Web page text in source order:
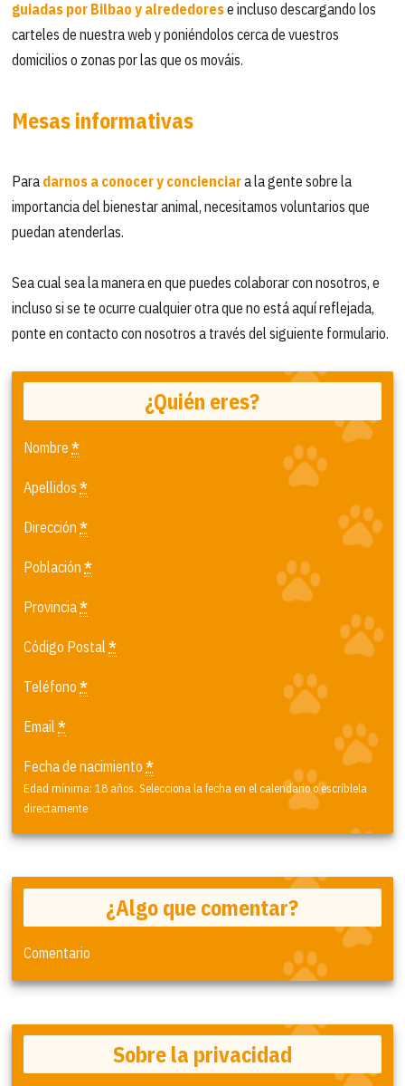
guiadas por Bilbao y alrededorese incluso descargando los
carteles de nuestra web y poniéndolos cerca de vuestros
domicilios o zonas por las que os mováis.
Mesas informativas
Para darnos a conocer y concienciara la gente sobre la
importancia del bienestar animal, necesitamos voluntarios que
puedan atenderlas.
Sea cual sea la manera en que puedes colaborar con nosotros, e
incluso si se te ocurre cualquier otra que no está aquí reflejada,
ponte en contacto con nosotros a través del siguiente formulario.
¿Quién eres?
Nombre*
Apellidos*
Dirección*
Población*
Provincia*
Código Postal*
Teléfono*
Email*
Fecha de nacimiento*
Edad mínima: 18 años. Selecciona la fecha en el calendario o escríblela
directamente
¿Algo que comentar?
Comentario
Sobre la privacidad